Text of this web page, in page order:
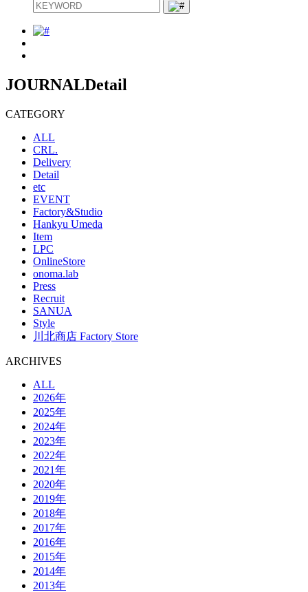
JOURNALDetail
CATEGORY
ALL
CRL.
Delivery
Detail
etc
EVENT
Factory&Studio
Hankyu Umeda
Item
LPC
OnlineStore
onoma.lab
Press
Recruit
SANUA
Style
川北商店 Factory Store
ARCHIVES
ALL
2026年
2025年
2024年
2023年
2022年
2021年
2020年
2019年
2018年
2017年
2016年
2015年
2014年
2013年